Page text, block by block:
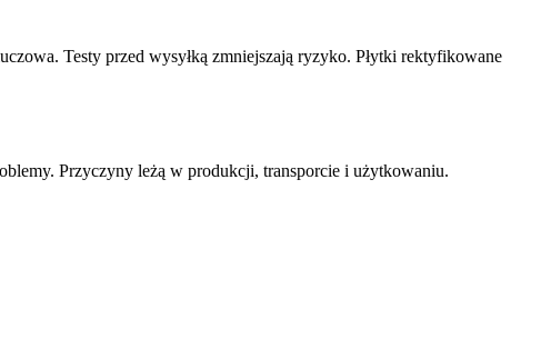
Testy przed wysyłką zmniejszają ryzyko. Płytki rektyfikowane
Przyczyny leżą w produkcji, transporcie i użytkowaniu.